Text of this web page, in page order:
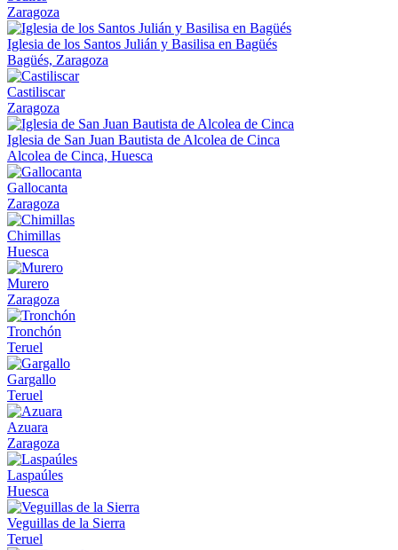
Zaragoza
Iglesia de los Santos Julián y Basilisa en Bagüés
Bagüés, Zaragoza
Castiliscar
Zaragoza
Iglesia de San Juan Bautista de Alcolea de Cinca
Alcolea de Cinca, Huesca
Gallocanta
Zaragoza
Chimillas
Huesca
Murero
Zaragoza
Tronchón
Teruel
Gargallo
Teruel
Azuara
Zaragoza
Laspaúles
Huesca
Veguillas de la Sierra
Teruel